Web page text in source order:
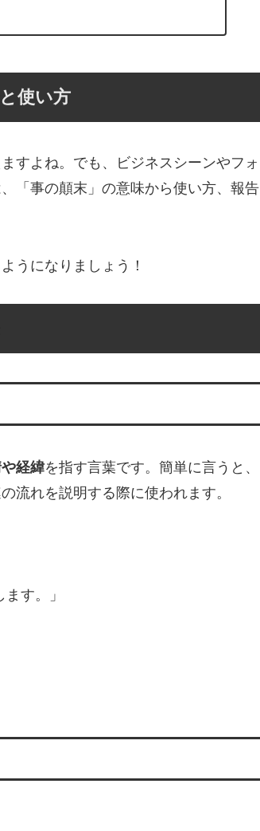
使い方
すよね。でも、ビジネスシーンやフォ
「事の顛末」の意味から使い方、報告
うになりましょう！
経緯を指す言葉です。簡単に言うと、
流れを説明する際に使われます。
す。」